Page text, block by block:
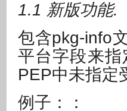
1.1 新版功能.
包含pkg-info
平台字段来
PEP中未指定
例子：：